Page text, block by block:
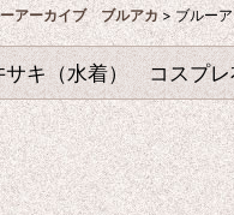
アーカイブ ブルアカ > ブルー
キ（水着） コスプレ